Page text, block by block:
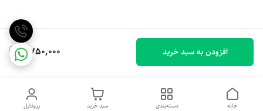
2,750,000 افزودن به سبد خرید
پروفایل سبد خرید دسته‌بندی خانه